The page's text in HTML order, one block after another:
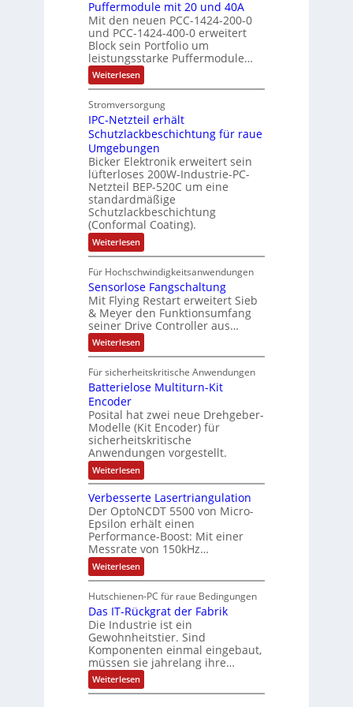
d
a
s
A
u
s
l
a
n
d
g
e
s
c
h
ä
f
t
e
s
V
D
M
A
E
l
e
k
t
r
i
s
c
h
e
t
o
m
a
t
i
o
g
e
w
ä
h
t
i
g
e
n
J
a
r
e
s
z
i
e
l
e
i
t
e
r
b
e
i
S
P
N
h
l
e
n
4
,
M
i
l
l
i
o
n
e
n
A
r
b
e
i
t
s
k
ä
f
t
e
A
b
o
u
t
A
u
t
o
m
a
t
i
o
n
e
x
p
a
n
d
i
e
r
Puffermodule mit 20 und 40A
Mit den neuen PCC-1424-200-0
und PCC-1424-400-0 erweitert
Block sein Portfolio um
leistungsstarke Puffermodule…
Weiterlesen:
P
f
f
e
r
m
o
d
u
l
e
m
i
t
2
u
n
d
4
0
A
Stromversorgung
IPC-Netzteil erhält
Schutzlackbeschichtung für raue
Umgebungen
Bicker Elektronik erweitert sein
lüfterloses 200W-Industrie-PC-
Netzteil BEP-520C um eine
standardmäßige
Schutzlackbeschichtung
(Conformal Coating).
Weiterlesen:
I
C
-
N
e
t
z
t
e
l
e
ä
l
t
S
c
h
u
t
z
l
a
c
k
b
e
s
c
i
c
h
t
u
n
g
f
Für Hochschwindigkeitsanwendungen
Sensorlose Fangschaltung
Mit Flying Restart erweitert Sieb
& Meyer den Funktionsumfang
seiner Drive Controller aus…
Weiterlesen:
S
n
s
l
o
s
e
F
a
n
g
s
c
h
a
l
t
u
n
g
Für sicherheitskritische Anwendungen
Batterielose Multiturn-Kit
Encoder
Posital hat zwei neue Drehgeber-
Modelle (Kit Encoder) für
sicherheitskritische
Anwendungen vorgestellt.
Weiterlesen:
B
t
t
e
r
i
e
l
o
e
M
u
l
t
i
t
u
r
Verbesserte Lasertriangulation
Der OptoNCDT 5500 von Micro-
Epsilon erhält einen
Performance-Boost: Mit einer
Messrate von 150kHz…
Weiterlesen:
V
r
b
e
s
s
e
r
t
e
L
Hutschienen-PC für raue Bedingungen
Das IT-Rückgrat der Fabrik
Die Industrie ist ein
Gewohnheitstier. Sind
Komponenten einmal eingebaut,
müssen sie jahrelang ihre…
Weiterlesen:
D